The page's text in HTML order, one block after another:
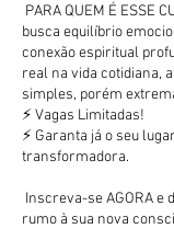
PARA QUEM É ESSE
busca equilíbrio
conexão espiritual
real na vida cotidiana,
simples, porém
⚡ Vagas Limitadas!
⚡ Garanta já o seu
transformadora.
Inscreva-se AGORA e
rumo à sua nova